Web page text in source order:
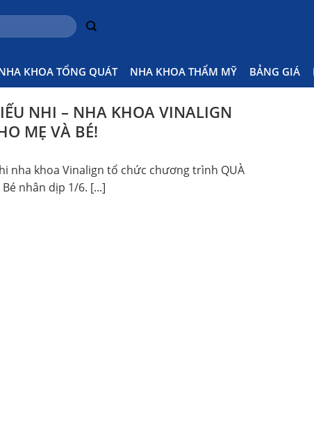
KHOA TỔNG QUÁT NHA KHOA THẨM MỸ BẢNG GIÁ
NHI – NHA KHOA VINALIGN
MẸ VÀ BÉ!
nha khoa Vinalign tổ chức chương trình QUÀ
nhân dịp 1/6. [...]